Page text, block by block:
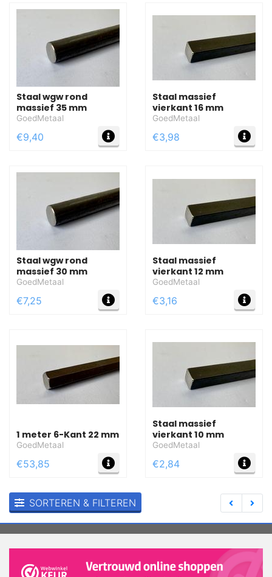
Staal wgw rond
massief 35 mm
GoedMetaal
€9,40 MEER INFO
Staal massief
vierkant 16 mm
GoedMetaal
€3,98
Staal wgw rond
massief 30 mm
GoedMetaal
€7,25 MEER INFO
Staal massief
vierkant 12 mm
GoedMetaal
€3,16
1 meter 6-Kant 22 mm
GoedMetaal
€53,85 MEER INFO
Staal massief
vierkant 10 mm
GoedMetaal
€2,84
SORTEREN & FILTEREN